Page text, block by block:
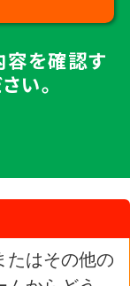
容を確認す
い。